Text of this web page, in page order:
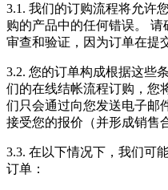
3.1. 我们的订购流程将允许
购的产品中的任何错误。
审查和验证，因为订单在提
3.2. 您的订单构成根据这些
们的在线结帐流程订购，您
们只会通过向您发送电子邮
接受您的报价（并形成销售
3.3. 在以下情况下，我们可
订单：